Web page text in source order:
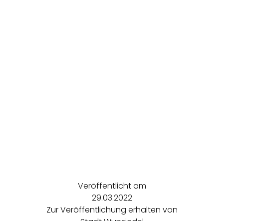
Veröffentlicht am
29.03.2022
Zur Veröffentlichung erhalten von